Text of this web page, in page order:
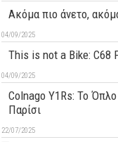
Ακόμα πιο άνετο,
04/09/2025
This is not a Bike: C68
04/09/2025
Colnago Y1Rs: Το
Παρίσι
22/07/2025